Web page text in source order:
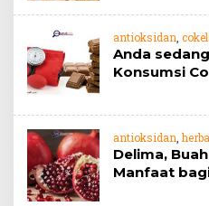
antioksidan
Anda
Konsumsi
antioksidan ,
Delima,
Manfaat